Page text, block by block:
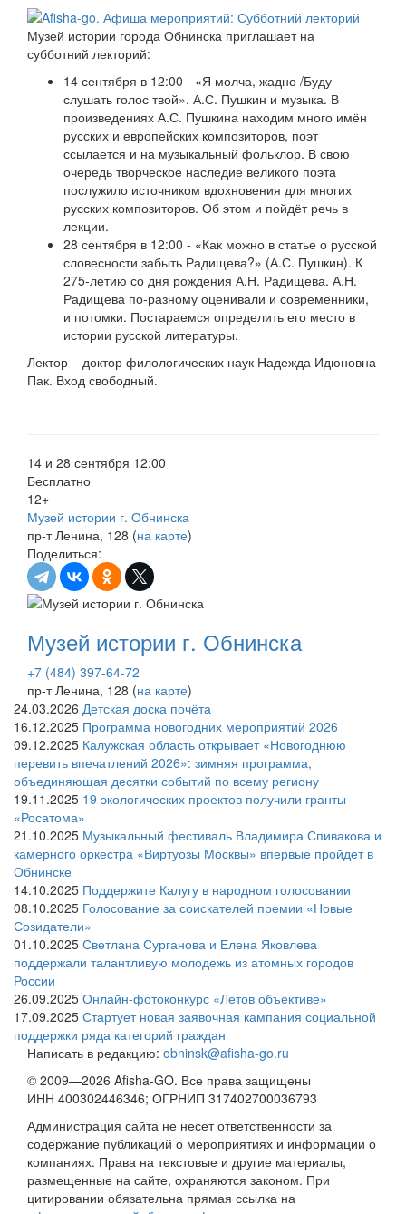
Музей истории города Обнинска приглашает на
субботний лекторий:
14 сентября в 12:00 - «Я молча, жадно /Буду
слушать голос твой». А.С. Пушкин и музыка. В
произведениях А.С. Пушкина находим много имён
русских и европейских композиторов, поэт
ссылается и на музыкальный фольклор. В свою
очередь творческое наследие великого поэта
послужило источником вдохновения для многих
русских композиторов. Об этом и пойдёт речь в
лекции.
28 сентября в 12:00 - «Как можно в статье о русской
словесности забыть Радищева?» (А.С. Пушкин). К
275-летию со дня рождения А.Н. Радищева. А.Н.
Радищева по-разному оценивали и современники,
и потомки. Постараемся определить его место в
истории русской литературы.
Лектор – доктор филологических наук Надежда Идюновна
Пак. Вход свободный.
14 и 28 сентября 12:00
Бесплатно
12+
Музей истории г. Обнинска
пр-т Ленина, 128 (на карте)
Поделиться:
Музей истории г. Обнинска
+7 (484) 397-64-72
пр-т Ленина, 128 (на карте)
24.03.2026 Детская доска почёта
16.12.2025 Программа новогодних мероприятий 2026
09.12.2025 Калужская область открывает «Новогоднюю
перевить впечатлений 2026»: зимняя программа,
объединяющая десятки событий по всему региону
19.11.2025 19 экологических проектов получили гранты
«Росатома»
21.10.2025 Музыкальный фестиваль Владимира Спивакова и
камерного оркестра «Виртуозы Москвы» впервые пройдет в
Обнинске
14.10.2025 Поддержите Калугу в народном голосовании
08.10.2025 Голосование за соискателей премии «Новые
Созидатели»
01.10.2025 Светлана Сурганова и Елена Яковлева
поддержали талантливую молодежь из атомных городов
России
26.09.2025 Онлайн-фотоконкурс «Летов объективе»
17.09.2025 Стартует новая заявочная кампания социальной
поддержки ряда категорий граждан
Написать в редакцию: obninsk@afisha-go.ru
© 2009—2026 Afisha-GO. Все права защищены
ИНН 400302446346; ОГРНИП 317402700036793
Администрация сайта не несет ответственности за
содержание публикаций о мероприятиях и информации о
компаниях. Права на текстовые и другие материалы,
размещенные на сайте, охраняются законом. При
цитировании обязательна прямая ссылка на